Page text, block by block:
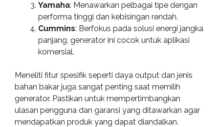
Yamaha: Menawarkan pelbagai tipe dengan
performa tinggi dan kebisingan rendah.
Cummins: Berfokus pada solusi energi jangka
panjang, generator ini cocok untuk aplikasi
komersial.
Meneliti fitur spesifik seperti daya output dan jenis
bahan bakar juga sangat penting saat memilih
generator. Pastikan untuk mempertimbangkan
ulasan pengguna dan garansi yang ditawarkan agar
mendapatkan produk yang dapat diandalkan.